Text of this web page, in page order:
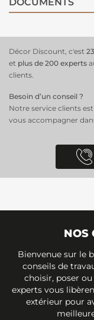
Décor Discount, c'est
et plus de 200 experts
clients.
Besoin d’un conseil ?
Notre service clients
vous accompagner
NOS
Bienvenue sur le
conseils de
choisir, poser
experts vous
extérieur pour